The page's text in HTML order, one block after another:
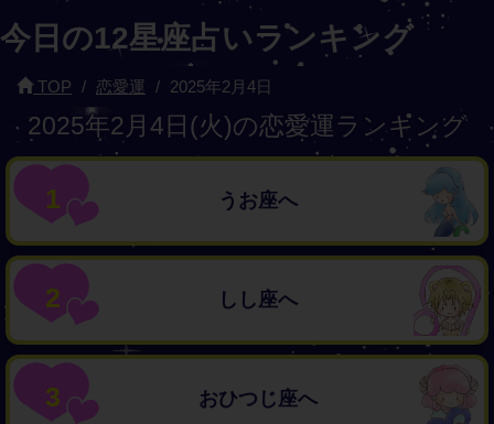
今日の12星座占いランキング
TOP 恋愛運 2025年2月4日
2025年2月4日(火)の恋愛運ランキング
1 うお座へ
2 しし座へ
3 おひつじ座へ